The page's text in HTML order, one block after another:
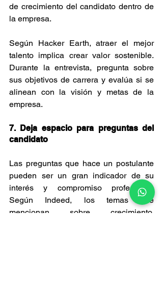
de crecimiento del candidato dentro de
la empresa.
Según Hacker Earth, atraer el mejor
talento implica crear valor sostenible.
Durante la entrevista, pregunta sobre
sus objetivos de carrera y evalúa si se
alinean con la visión y metas de la
empresa.
7. Deja espacio para preguntas del
candidato
Las preguntas que hace un postulante
pueden ser un gran indicador de su
interés y compromiso profesional.
Según Indeed, los temas que
mencionan sobre crecimiento,